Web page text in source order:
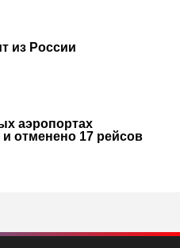
из России
аэропортах
отменено 17 рейсов